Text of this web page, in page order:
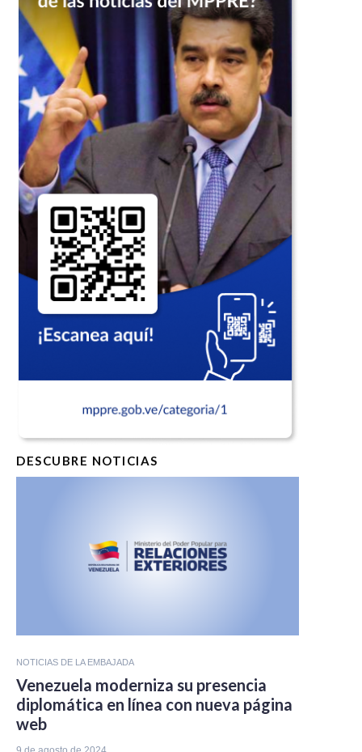
DESCUBRE NOTICIAS
NOTICIAS DE LA EMBAJADA
Venezuela moderniza su presencia
diplomática en línea con nueva página
web